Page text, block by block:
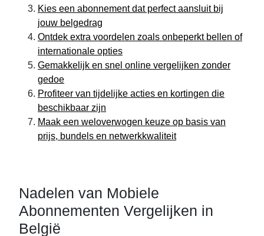
Kies een abonnement dat perfect aansluit bij
jouw belgedrag
Ontdek extra voordelen zoals onbeperkt bellen of
internationale opties
Gemakkelijk en snel online vergelijken zonder
gedoe
Profiteer van tijdelijke acties en kortingen die
beschikbaar zijn
Maak een weloverwogen keuze op basis van
prijs, bundels en netwerkkwaliteit
Nadelen van Mobiele
Abonnementen Vergelijken in
België